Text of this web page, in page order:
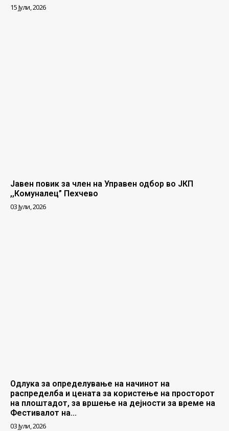
15 Јули, 2026
Јавен повик за член на Управен одбор во ЈКП
,,Комуналец” Пехчево
03 Јули, 2026
Одлука за определување на начинот на
распределба и цената за користење на просторот
на плоштадот, за вршење на дејности за време на
Фестивалот на...
03 Јули, 2026